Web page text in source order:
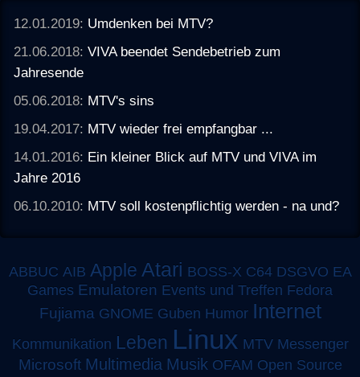
12.01.2019: Umdenken bei MTV?
21.06.2018:VIVA beendet Sendebetrieb zum
Jahresende
05.06.2018: MTV's sins
19.04.2017: MTV wieder frei empfangbar ...
14.01.2016: Ein kleiner Blick auf MTV und VIVA im
Jahre 2016
06.10.2010: MTV soll kostenpflichtig werden - na und?
ABBUC AIB Apple Atari BOSS-X C64 DSGVO EA
Games Emulatoren Events und Treffen Fedora
Fujiama GNOME Guben Humor Internet
Kommunikation Leben Linux MTV Messenger
Microsoft Multimedia Musik OFAM Open Source